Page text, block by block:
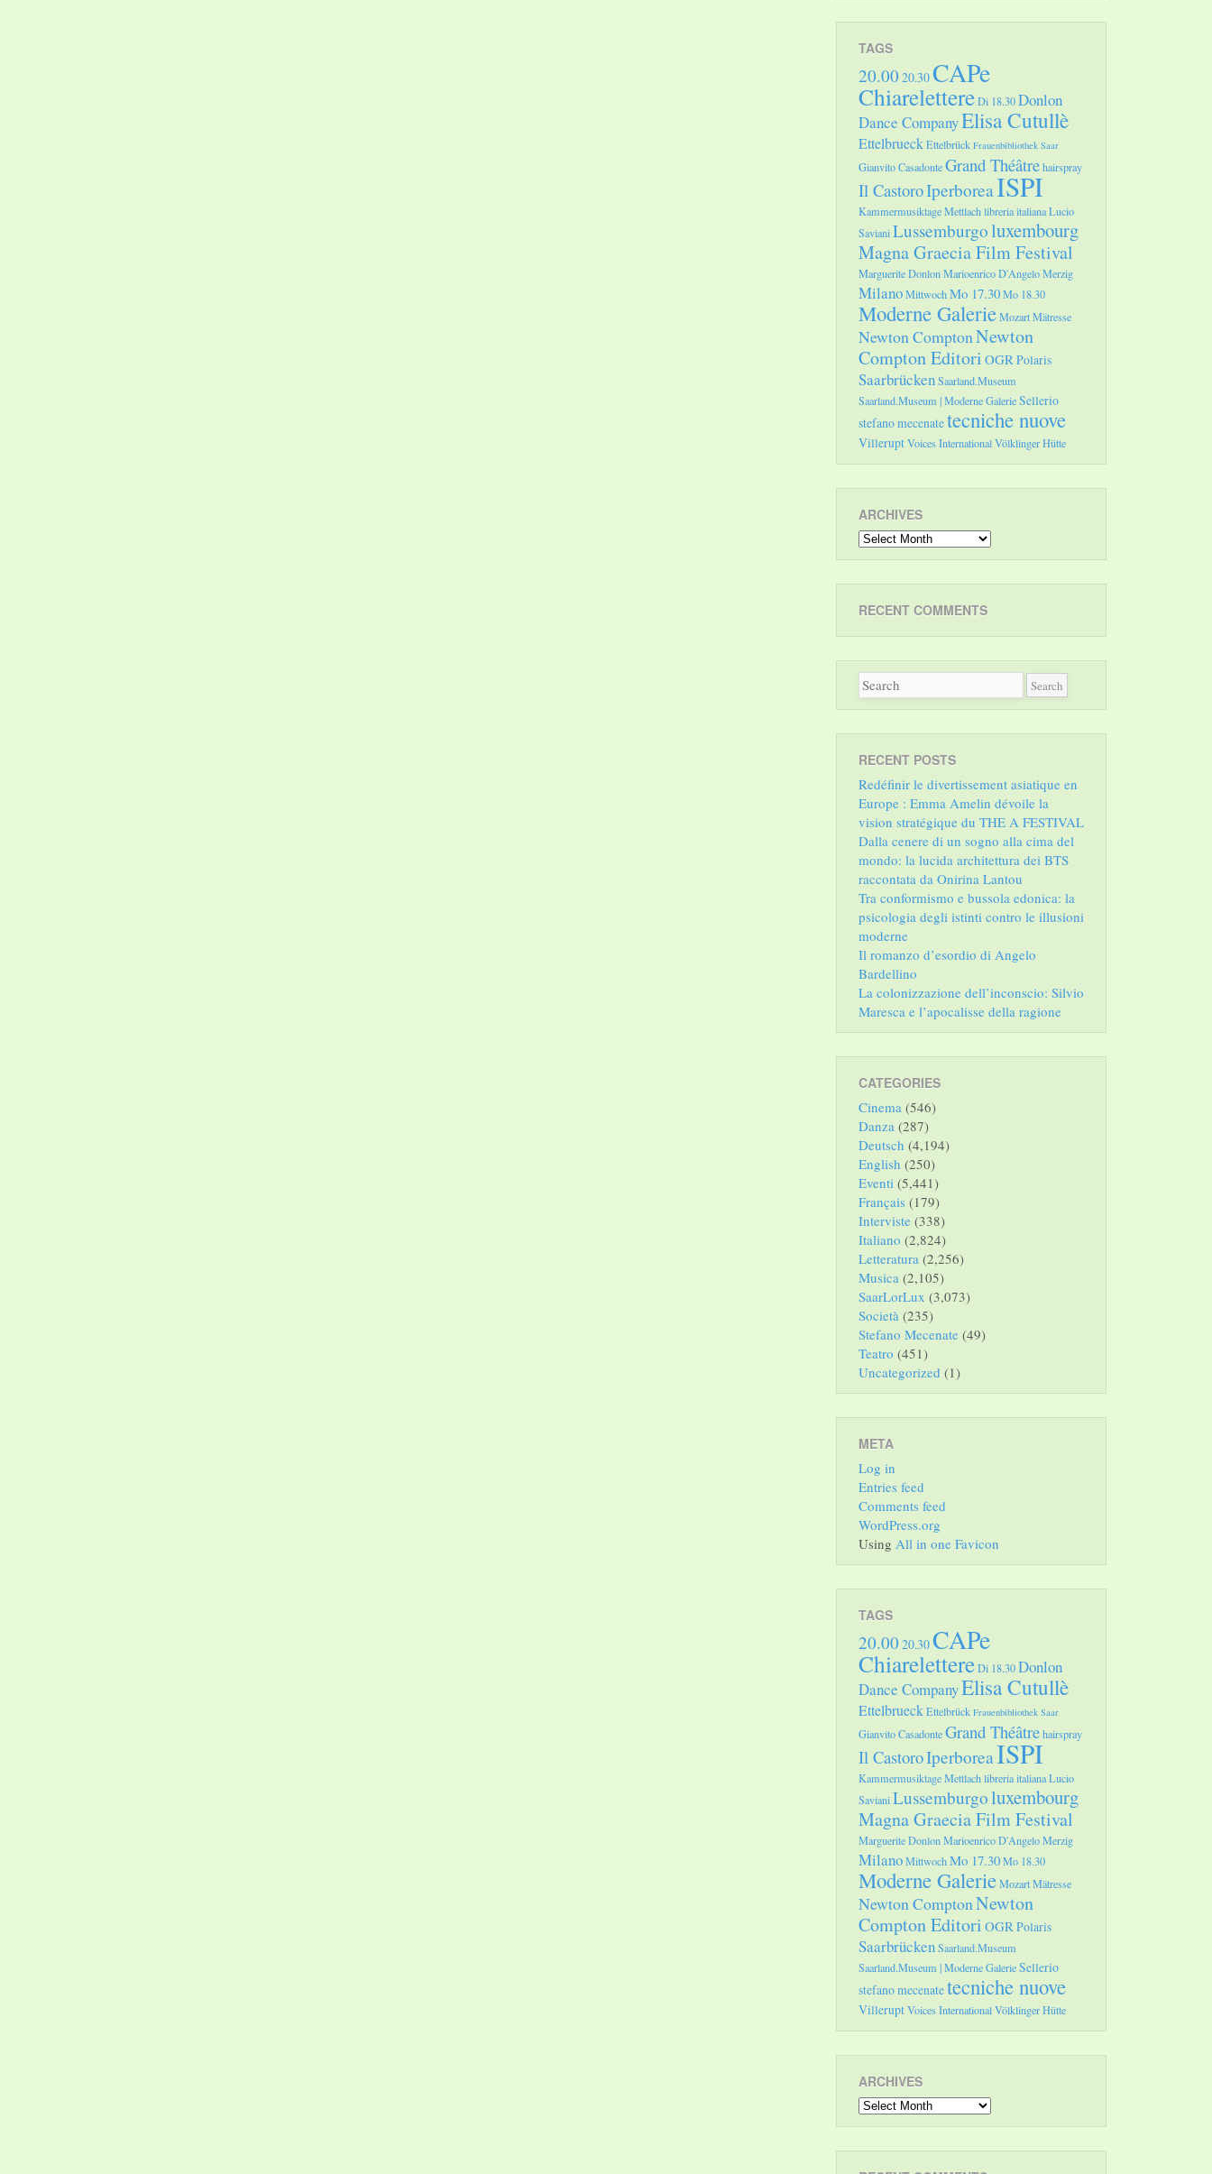
TAGS
20.00 20.30CAPe
ChiarelettereDi 18.30Donlon
Dance CompanyElisa Cutullè
EttelbrueckEttelbrück Frauenbibliothek Saar
Gianvito CasadonteGrand Théâtrehairspray
Il CastoroIperboreaISPI
Kammermusiktage Mettlachlibreria italianaLucio
SavianiLussemburgoluxembourg
Magna Graecia Film Festival
Marguerite DonlonMarioenrico D'AngeloMerzig
MilanoMittwochMo 17.30Mo 18.30
Moderne GalerieMozartMätresse
Newton ComptonNewton
Compton Editori OGRPolaris
SaarbrückenSaarland.Museum
Saarland.Museum | Moderne GalerieSellerio
stefano mecenatetecniche nuove
VilleruptVoices InternationalVölklinger Hütte
ARCHIVES
Archives
RECENT COMMENTS
RECENT POSTS
Redéfinir le divertissement asiatique en
Europe : Emma Amelin dévoile la
vision stratégique du THE A FESTIVAL
Dalla cenere di un sogno alla cima del
mondo: la lucida architettura dei BTS
raccontata da Onirina Lantou
Tra conformismo e bussola edonica: la
psicologia degli istinti contro le illusioni
moderne
Il romanzo d’esordio di Angelo
Bardellino
La colonizzazione dell’inconscio: Silvio
Maresca e l’apocalisse della ragione
CATEGORIES
Cinema (546)
Danza (287)
Deutsch (4,194)
English (250)
Eventi (5,441)
Français (179)
Interviste (338)
Italiano (2,824)
Letteratura (2,256)
Musica (2,105)
SaarLorLux (3,073)
Società (235)
Stefano Mecenate (49)
Teatro (451)
Uncategorized (1)
META
Log in
Entries feed
Comments feed
WordPress.org
Using All in one Favicon
TAGS
20.00 20.30CAPe
ChiarelettereDi 18.30Donlon
Dance CompanyElisa Cutullè
EttelbrueckEttelbrück Frauenbibliothek Saar
Gianvito CasadonteGrand Théâtrehairspray
Il CastoroIperboreaISPI
Kammermusiktage Mettlachlibreria italianaLucio
SavianiLussemburgoluxembourg
Magna Graecia Film Festival
Marguerite DonlonMarioenrico D'AngeloMerzig
MilanoMittwochMo 17.30Mo 18.30
Moderne GalerieMozartMätresse
Newton ComptonNewton
Compton Editori OGRPolaris
SaarbrückenSaarland.Museum
Saarland.Museum | Moderne GalerieSellerio
stefano mecenatetecniche nuove
VilleruptVoices InternationalVölklinger Hütte
ARCHIVES
Archives